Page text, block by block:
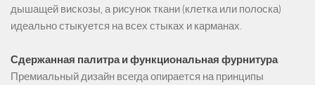
дышащей вискозы, а рисунок ткани (клетка или полоска)
идеально стыкуется на всех стыках и карманах.
Сдержанная палитра и функциональная фурнитура
Премиальный дизайн всегда опирается на принципы